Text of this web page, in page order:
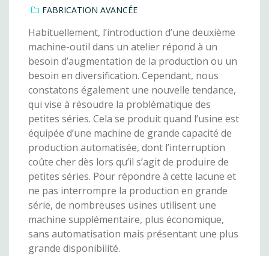
FABRICATION AVANCÉE
Habituellement, l’introduction d’une deuxième
machine-outil dans un atelier répond à un
besoin d’augmentation de la production ou un
besoin en diversification. Cependant, nous
constatons également une nouvelle tendance,
qui vise à résoudre la problématique des
petites séries. Cela se produit quand l’usine est
équipée d’une machine de grande capacité de
production automatisée, dont l’interruption
coûte cher dès lors qu’il s’agit de produire de
petites séries. Pour répondre à cette lacune et
ne pas interrompre la production en grande
série, de nombreuses usines utilisent une
machine supplémentaire, plus économique,
sans automatisation mais présentant une plus
grande disponibilité.